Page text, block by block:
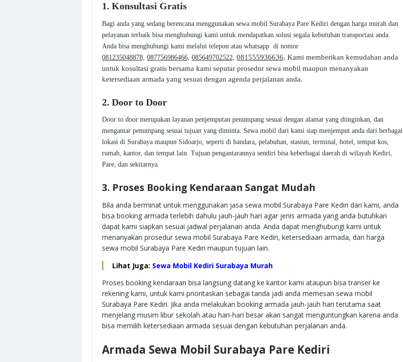
1. Konsultasi Gratis
Bagi anda yang sedang berencana menggunakan sewa mobil Surabaya Pare Kediri dengan harga murah dan
pelayanan terbaik bisa menghubungi kami untuk mendapatkan solusi segala kebutuhan transportasi anda.
Anda bisa menghubungi kami melalui telepon atau whatsapp di nomor
081235048878, 087756986466, 085649702522, 081555936636. Kami memberikan kemudahan anda
untuk kosultasi gratis bersama kami seputar prosedur sewa mobil maupun menanyakan
ketersediaan armada yang sesuai dengan agenda perjalanan anda.
2. Door to Door
Door to door merupakan layanan penjemputan penumpang sesuai dengan alamat yang diinginkan, dan
mengantar penumpang sesuai tujuan yang diminta. Sewa mobil dari kami siap menjemput anda dari berbagai
lokasi di Surabaya maupun Sidoarjo, seperti di bandara, pelabuhan, stasiun, terminal, hotel, tempat kos,
rumah, kantor, dan tempat lain. Tujuan pengantarannya sendiri bisa keberbagai daerah di wilayah Kediri,
Pare, dan sekitarnya.
3. Proses Booking Kendaraan Sangat Mudah
Bila anda berminat untuk menggunakan jasa sewa mobil Surabaya Pare Kediri dari kami, anda
bisa booking armada terlebih dahulu jauh-jauh hari agar jenis armada yang anda butuhkan
dapat kami siapkan sesuai jadwal perjalanan anda. Anda dapat menghubungi kami untuk
menanyakan prosedur sewa mobil Surabaya Pare Kediri, ketersediaan armada, dan harga
sewa mobil Surabaya Pare Kediri maupun tujuan lain.
Lihat Juga: Sewa Mobil Kediri Surabaya Murah
Proses booking kendaraan bisa langsung datang ke kantor kami ataupun bisa transer ke
rekening kami, untuk kami prioritaskan sebagai tanda jadi anda memesan sewa mobil
Surabaya Pare Kediri. Jika anda melakukan booking armada jauh-jauh hari terutama saat
menjelang musim libur sekolah atau hari-hari besar akan sangat menguntungkan karena anda
bisa memilih ketersediaan armada sesuai dengan kebutuhan perjalanan anda.
Armada Sewa Mobil Surabaya Pare Kediri